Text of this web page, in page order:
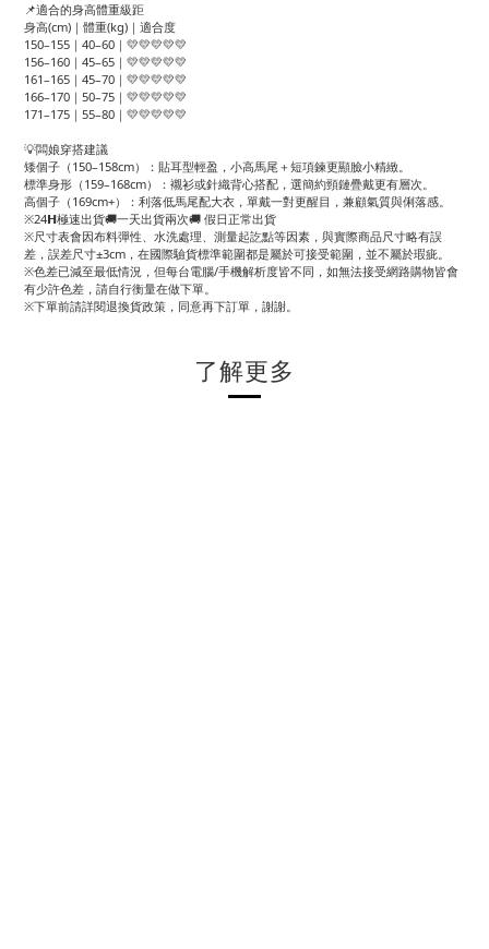
📌適合的身高體重級距
身高(cm)｜體重(kg)｜適合度
150–155｜40–60｜💛💛💛💛💛
156–160｜45–65｜💛💛💛💛💛
161–165｜45–70｜💛💛💛💛💛
166–170｜50–75｜💛💛💛💛💛
171–175｜55–80｜💛💛💛💛💛
💡闆娘穿搭建議
矮個子（150–158cm）：貼耳型輕盈，小高馬尾＋短項鍊更顯臉小精緻。
標準身形（159–168cm）：襯衫或針織背心搭配，選簡約頸鏈疊戴更有層次。
高個子（169cm+）：利落低馬尾配大衣，單戴一對更醒目，兼顧氣質與俐落感。
※24𝗛極速出貨🚚一天出貨兩次🚚 假日正常出貨
※尺寸表會因布料彈性、水洗處理、測量起訖點等因素，與實際商品尺寸略有誤
差，誤差尺寸±3cm，在國際驗貨標準範圍都是屬於可接受範圍，並不屬於瑕疵。
※色差已減至最低情況，但每台電腦/手機解析度皆不同，如無法接受網路購物皆會
有少許色差，請自行衡量在做下單。
※下單前請詳閱退換貨政策，同意再下訂單，謝謝。
了解更多